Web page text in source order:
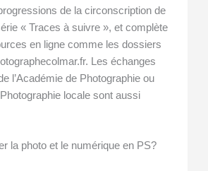
de la circonscription de
« Traces à suivre », et complète
en ligne comme les dossiers
Les échanges
l’Académie de Photographie ou
locale sont aussi
la photo et le numérique en PS?